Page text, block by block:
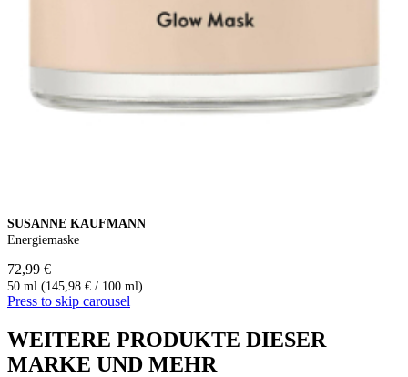
SUSANNE KAUFMANN
Energiemaske
72,99 €
50 ml (145,98 € / 100 ml)
Press to skip carousel
WEITERE PRODUKTE DIESER
MARKE UND MEHR